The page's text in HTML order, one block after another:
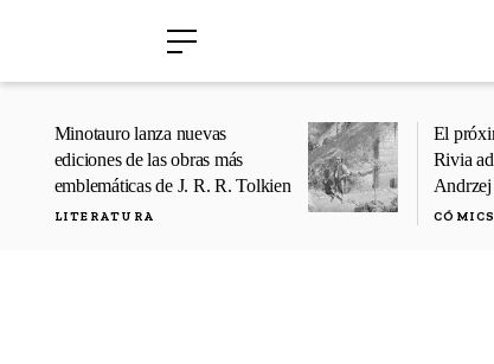
Minotauro lanza nuevas
ediciones de las obras más
emblemáticas de J. R. R. Tolkien
LITERATURA
El
Rivia
CÓMICS
›